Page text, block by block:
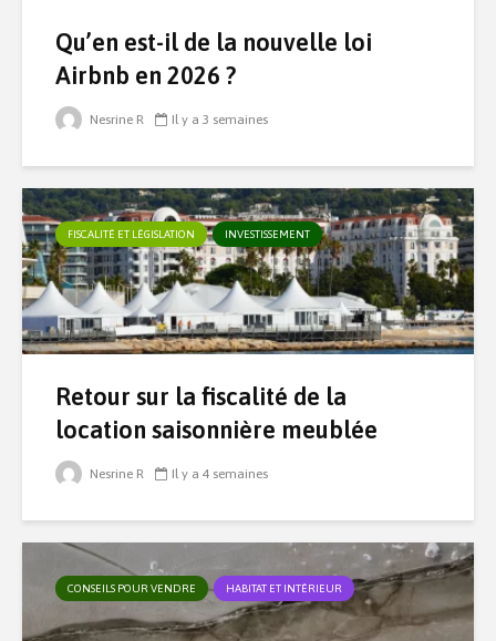
Qu’en est-il de la nouvelle loi
Airbnb en 2026 ?
Nesrine R Il y a 3 semaines
FISCALITÉ ET LÉGISLATION INVESTISSEMENT
Retour sur la fiscalité de la
location saisonnière meublée
Nesrine R Il y a 4 semaines
CONSEILS POUR VENDRE HABITAT ET INTÉRIEUR